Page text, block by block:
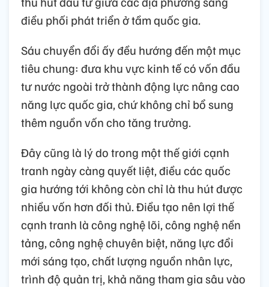
điều phối phát triển ở tầm quốc gia.
Sáu chuyển đổi ấy đều hướng đến một mục
tiêu chung: đưa khu vực kinh tế có vốn đầu
tư nước ngoài trở thành động lực nâng cao
năng lực quốc gia, chứ không chỉ bổ sung
thêm nguồn vốn cho tăng trưởng.
Đây cũng là lý do trong một thế giới cạnh
tranh ngày càng quyết liệt, điều các quốc
gia hướng tới không còn chỉ là thu hút được
nhiều vốn hơn đối thủ. Điều tạo nên lợi thế
cạnh tranh là công nghệ lõi, công nghệ nền
tảng, công nghệ chuyên biệt, năng lực đổi
mới sáng tạo, chất lượng nguồn nhân lực,
trình độ quản trị, khả năng tham gia sâu vào